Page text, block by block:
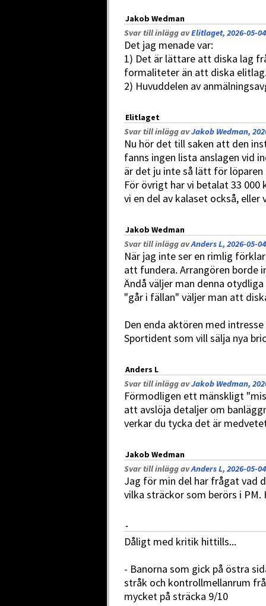
Jakob Wedman
Svar till inlägg avElitlaget, 2026-05-
Det jag menade var:
1) Det är lättare att diska lag
formaliteter än att diska
2) Huvuddelen av
Elitlaget
Svar till inlägg avJakob Wedman,
Nu hör det till saken att den
fanns ingen lista anslagen vid
är det ju inte så lätt för
För övrigt har vi betalat 33
vi en del av kalaset också, eller
Jakob Wedman
Svar till inlägg avAnders L, 2026-05-
När jag inte ser en rimlig
att fundera. Arrangören borde
Ändå väljer man denna
"går i fällan" väljer man att
Den enda aktören med
Sportident som vill sälja nya
Anders L
Svar till inlägg avJakob Wedman,
Förmodligen ett mänskligt
att avslöja detaljer om
verkar du tycka det är
Jakob Wedman
Svar till inlägg avAnders L, 2026-05-
Jag för min del har frågat vad
vilka sträckor som berörs i
-
Dåligt med kritik hittills...
- Banorna som gick på östra
stråk och kontrollmellanrum
mycket på sträcka 9/10